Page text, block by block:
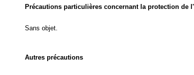
Précautions particulières concernant la protection de
Sans objet.
Autres précautions